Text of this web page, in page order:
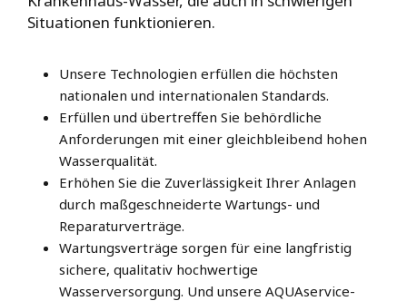
Situationen funktionieren.
Unsere Technologien erfüllen die höchsten
nationalen und internationalen Standards.
Erfüllen und übertreffen Sie behördliche
Anforderungen mit einer gleichbleibend hohen
Wasserqualität.
Erhöhen Sie die Zuverlässigkeit Ihrer Anlagen
durch maßgeschneiderte Wartungs- und
Reparaturverträge.
Wartungsverträge sorgen für eine langfristig
sichere, qualitativ hochwertige
Wasserversorgung. Und unsere AQUAservice-